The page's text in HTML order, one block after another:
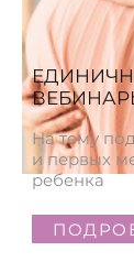
На тему
и первых
ребенка